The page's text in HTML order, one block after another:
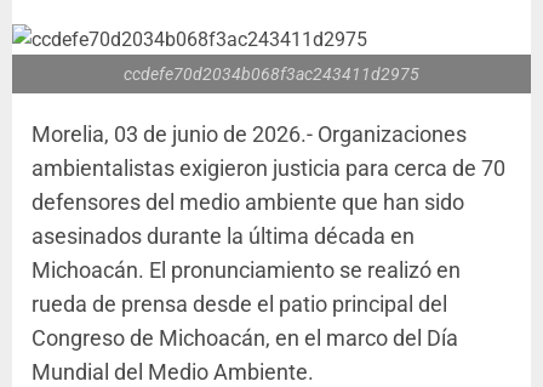
ccdefe70d2034b068f3ac243411d2975
Morelia, 03 de junio de 2026.- Organizaciones
ambientalistas exigieron justicia para cerca de 70
defensores del medio ambiente que han sido
asesinados durante la última década en
Michoacán. El pronunciamiento se realizó en
rueda de prensa desde el patio principal del
Congreso de Michoacán, en el marco del Día
Mundial del Medio Ambiente.